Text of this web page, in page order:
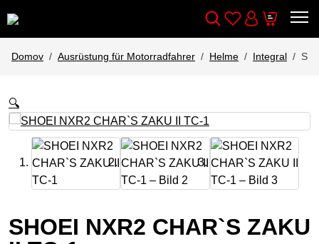
Wishlist
Cart
Domov Ausrüstung für Motorradfahrer Helme Integral
🔍
SHOEI NXR2 CHAR`S ZAKU